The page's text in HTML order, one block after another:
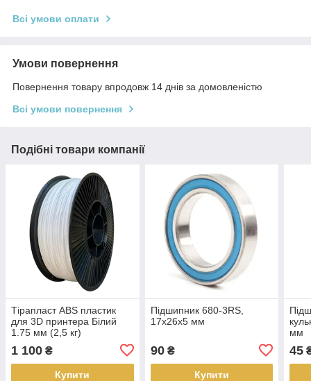
Всі умови оплати
Умови повернення
Повернення товару впродовж 14 днів за домовленістю
Всі умови повернення
Подібні товари компанії
Тірапласт ABS пластик
для 3D принтера Білий
1.75 мм (2,5 кг)
1 100 ₴
Купити
Підшипник 680-3RS,
17x26x5 мм
90₴
Купити
мм
45